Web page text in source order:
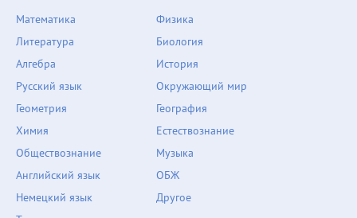
Математика
Литература
Алгебра
Русский язык
Геометрия
Химия
Физика
Биология
История
Окружающий мир
География
Естествознание
Обществознание
Английский язык
Немецкий язык
Музыка
ОБЖ
Другое